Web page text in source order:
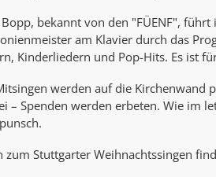
bekannt von den "FÜENF", führt
am Klavier durch das
Kinderliedern und Pop-Hits. Es ist
werden auf die Kirchenwand
– Spenden werden erbeten. Wie im
Stuttgarter Weihnachtssingen